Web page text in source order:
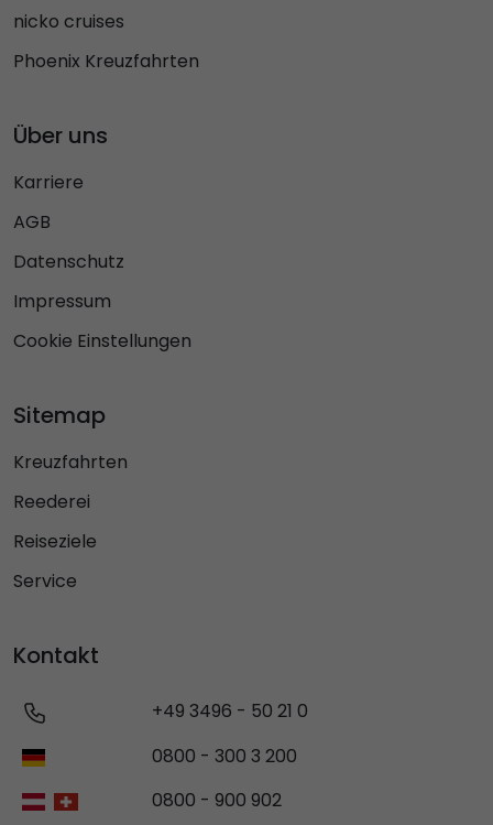
nicko cruises
Phoenix Kreuzfahrten
Über uns
Karriere
AGB
Datenschutz
Impressum
Cookie Einstellungen
Sitemap
Kreuzfahrten
Reederei
Reiseziele
Service
Kontakt
+49 3496 - 50 21 0
0800 - 300 3 200
0800 - 900 902